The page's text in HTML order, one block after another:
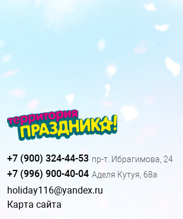
+7 (900) 324-44-53 пр-т. Ибрагимова, 24
+7 (996) 900-40-04 Аделя Кутуя, 68а
holiday116@yandex.ru
Карта сайта